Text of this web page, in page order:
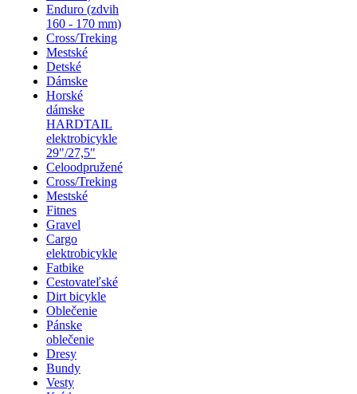
Enduro (zdvih
160 - 170 mm)
Cross/Treking
Mestské
Detské
Dámske
Horské
dámske
HARDTAIL
elektrobicykle
29"/27,5"
Celoodpružené
Cross/Treking
Mestské
Fitnes
Gravel
Cargo
elektrobicykle
Fatbike
Cestovateľské
Dirt bicykle
Oblečenie
Pánske
oblečenie
Dresy
Bundy
Vesty